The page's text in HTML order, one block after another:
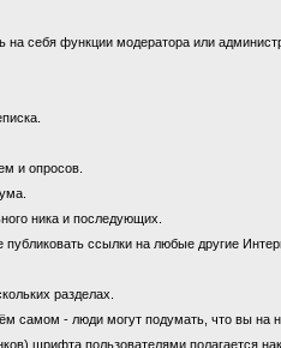
себя функции модератора или
и опросов.
ника и последующих.
ссылки на любые другие
разделах.
самом - люди могут подумать, что вы на
шрифта пользователями полагается